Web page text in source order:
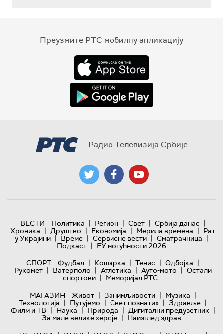
Преузмите РТС мобилну апликацију
Радио Телевизија Србије
ВЕСТИ Политика | Регион | Свет | Србија данас |
Хроника | Друштво | Економија | Мерила времена | Рат
у Украјини | Време | Сервисне вести | Сматрачница |
Подкаст | ЕУ могућности 2026
СПОРТ
Фудбал | Кошарка | Тенис | Одбојка |
Рукомет | Ватерполо | Атлетика | Ауто-мото | Остали
спортови | Меморијал РТС
МАГАЗИН
Живот | Занимљивости | Музика |
Технологијa | Путујемо | Свет познатих | Здравље |
Филм и ТВ | Наука | Природа | Дигитални предузетник |
За мале велике хероје | Наизглед здрав